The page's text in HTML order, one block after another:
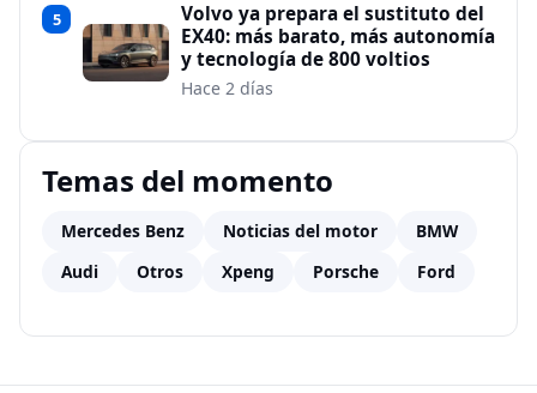
5
Volvo ya prepara el sustituto del
EX40: más barato, más autonomía
y tecnología de 800 voltios
Hace 2 días
Temas del momento
Mercedes Benz Noticias del motor
BMW
Audi
Otros Xpeng Porsche Ford